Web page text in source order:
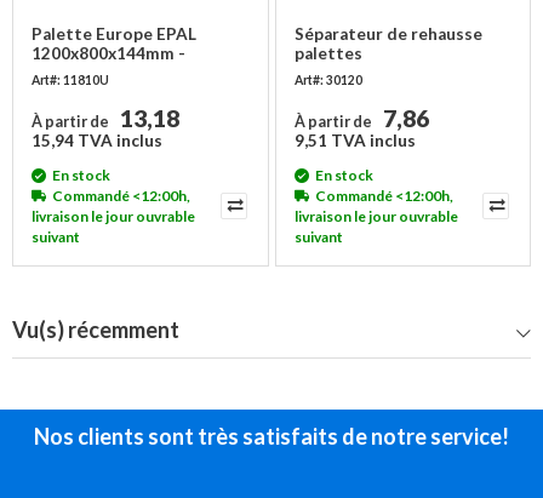
Palette Europe EPAL
1200x800x144mm -
occasion, 1500 kg
Art#: 11810U
À partir de 13,18
15,94 TVA inclus
En stock
Commandé <12:00h,
livraison le jour ouvrable
suivant
Séparateur de rehausse
palettes
1200x1000x200mm -
Art#: 30120
À partir de 7,86
9,51 TVA inclus
En stock
Commandé <12:00h,
livraison le jour ouvrable
suivant
Vu(s) récemment
Nos clients sont très satisfaits de notre service!